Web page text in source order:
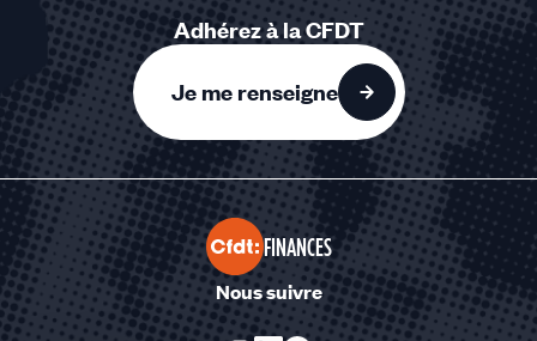
Adhérez à la CFDT
Je me renseigne
FINANCES
Nous suivre